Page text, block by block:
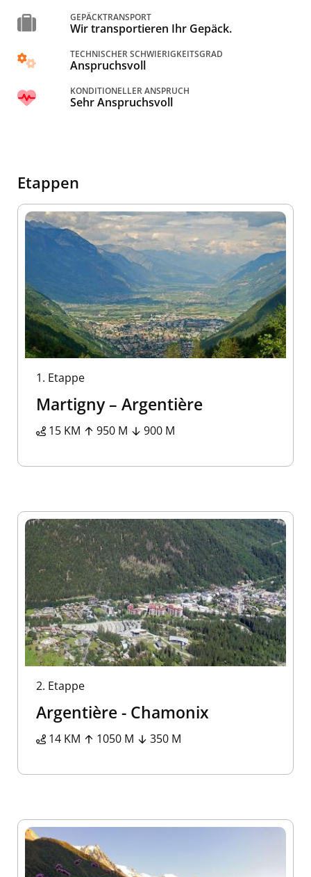
GEPÄCKTRANSPORT
Wir transportieren Ihr Gepäck.
TECHNISCHER SCHWIERIGKEITSGRAD
Anspruchsvoll
KONDITIONELLER ANSPRUCH
Sehr Anspruchsvoll
Etappen
1. Etappe
Martigny – Argentière
15 KM 950 M 900 M
2. Etappe
Argentière - Chamonix
14 KM 1050 M 350 M